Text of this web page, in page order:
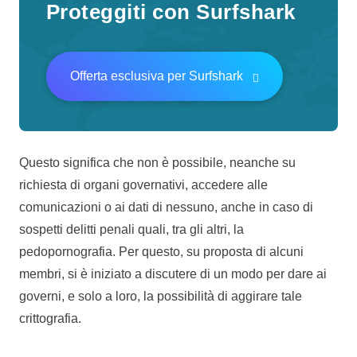
Proteggiti con Surfshark
Offerta esclusiva per Surfshark
Questo significa che non è possibile, neanche su
richiesta di organi governativi, accedere alle
comunicazioni o ai dati di nessuno, anche in caso di
sospetti delitti penali quali, tra gli altri, la
pedopornografia. Per questo, su proposta di alcuni
membri, si è iniziato a discutere di un modo per dare ai
governi, e solo a loro, la possibilità di aggirare tale
crittografia.